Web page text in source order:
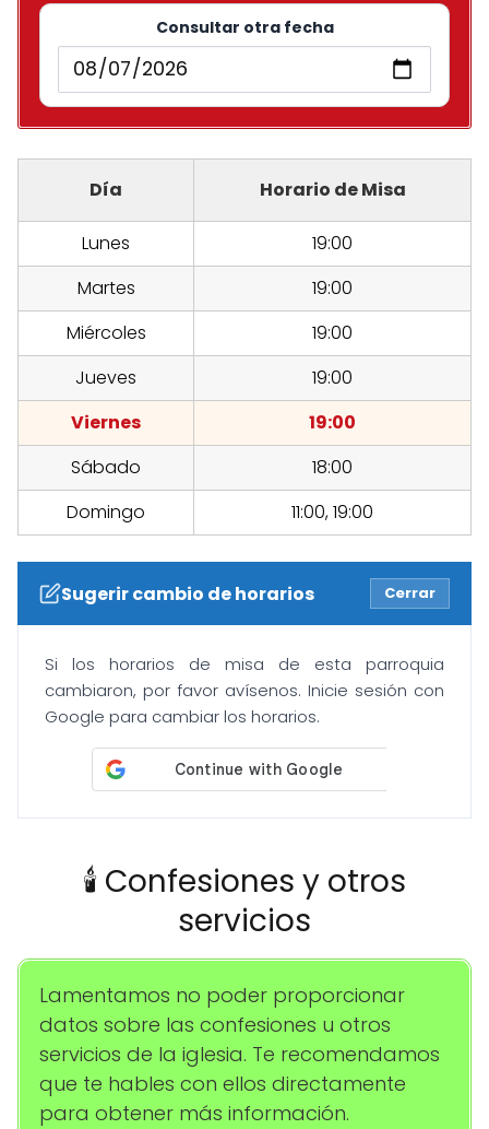
Consultar otra fecha
Día Horario de Misa
Lunes
19:00
Martes
19:00
Miércoles
19:00
Jueves
19:00
Viernes
19:00
Sábado
18:00
Domingo
11:00, 19:00
Sugerir cambio de horarios Cerrar
Si los horarios de misa de esta parroquia
cambiaron, por favor avísenos. Inicie sesión con
Google para cambiar los horarios.
🕯️ Confesiones y otros
servicios
Lamentamos no poder proporcionar
datos sobre las confesiones u otros
servicios de la iglesia. Te recomendamos
que te hables con ellos directamente
para obtener más información.